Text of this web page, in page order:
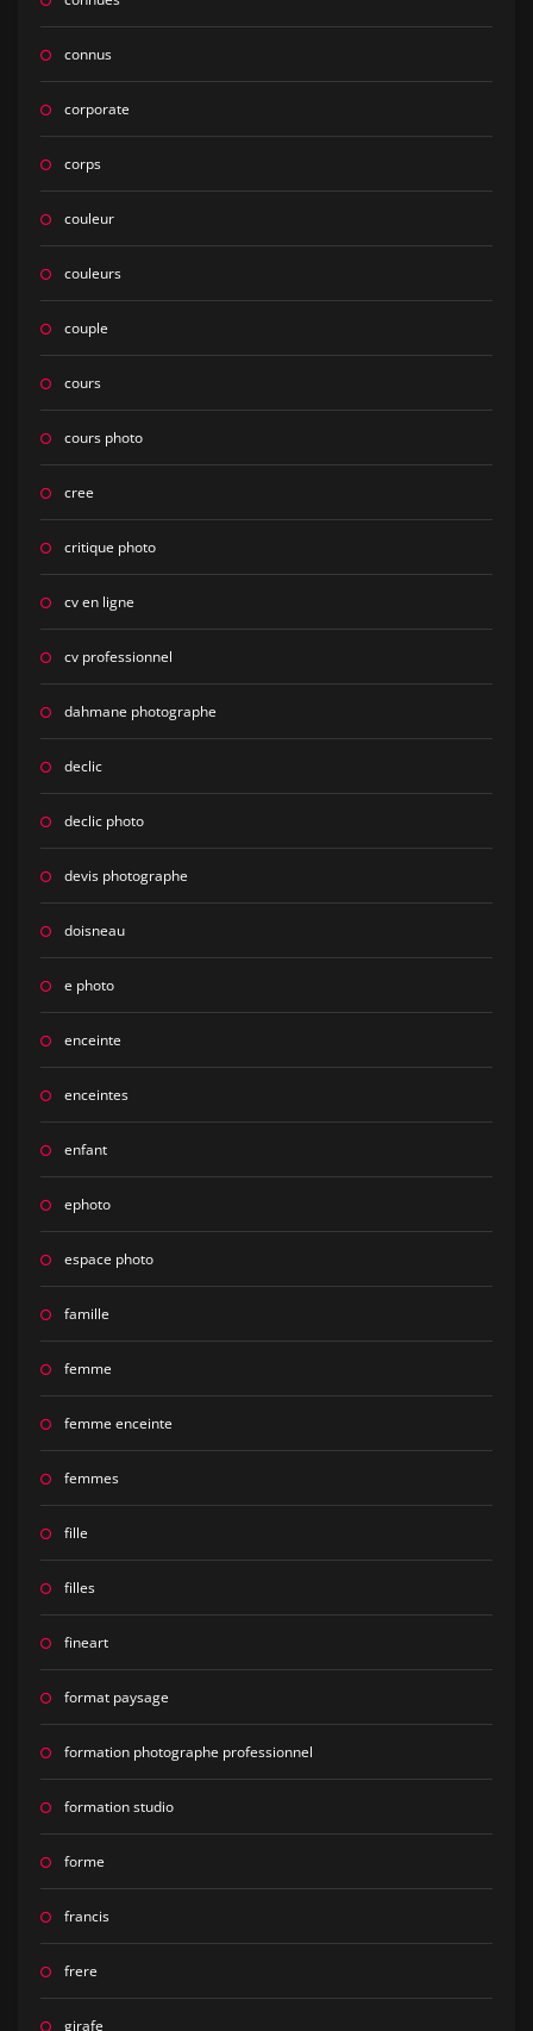
connus
corporate
corps
couleur
couleurs
couple
cours
cours photo
cree
critique photo
cv en ligne
cv professionnel
dahmane photographe
declic
declic photo
devis photographe
doisneau
e photo
enceinte
enceintes
enfant
ephoto
espace photo
famille
femme
femme enceinte
femmes
fille
filles
fineart
format paysage
formation photographe professionnel
formation studio
forme
francis
frere
girafe